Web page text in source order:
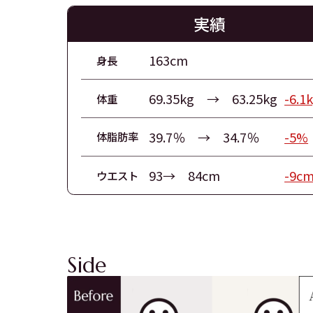
実績
身長 163cm
体重 69.35kg → 63.25kg -
体脂肪率 39.7％ → 34.7％ -5%
ウエスト 93→ 84cm -